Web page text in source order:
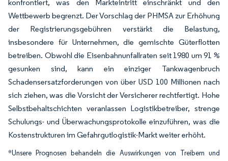
konfrontiert, was den Markteintritt einschränkt und den
Wettbewerb begrenzt. Der Vorschlag der PHMSA zur Erhöhung
der Registrierungsgebühren verstärkt die Belastung,
insbesondere für Unternehmen, die gemischte Güterflotten
betreiben. Obwohl die Eisenbahnunfallraten seit 1980 um 91 %
gesunken sind, kann ein einziger Tankwagenbruch
Schadensersatzforderungen von über USD 100 Millionen nach
sich ziehen, was die Vorsicht der Versicherer rechtfertigt. Hohe
Selbstbehaltschichten veranlassen Logistikbetreiber, strenge
Schulungs- und Überwachungsprotokolle einzuführen, was die
Kostenstrukturen im Gefahrgutlogistik-Markt weiter erhöht.
*Unsere Prognosen behandeln die Auswirkungen von Treibern und